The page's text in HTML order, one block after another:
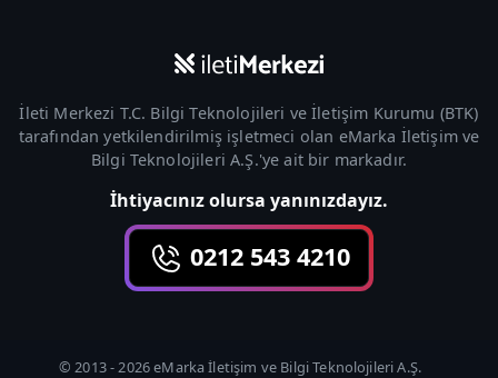
İleti Merkezi T.C. Bilgi Teknolojileri ve İletişim Kurumu (BTK)
tarafından yetkilendirilmiş işletmeci olan eMarka İletişim ve
Bilgi Teknolojileri A.Ş.'ye ait bir markadır.
İhtiyacınız olursa yanınızdayız.
0212 543 4210
© 2013 -2026eMarka İletişim ve Bilgi Teknolojileri A.Ş.